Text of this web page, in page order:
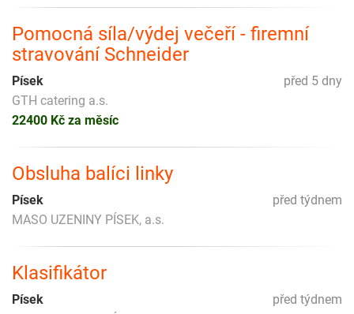
Pomocná síla/výdej večeří - firemní
stravování Schneider
před 5 dny
Písek
GTH catering a.s.
22400 Kč za měsíc
Obsluha balíci linky
před týdnem
Písek
MASO UZENINY PÍSEK, a.s.
Klasifikátor
před týdnem
Písek